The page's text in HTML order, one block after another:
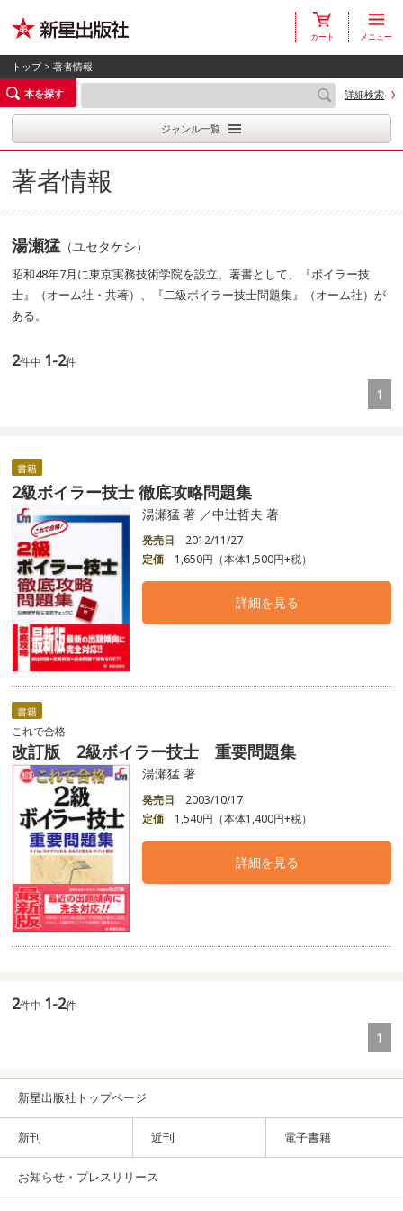
カート メニュー
トップ> 著者情報
本を探す
詳細検索
ジャンル一覧
著者情報
湯瀬猛 （ユセタケシ）
昭和48年7月に東京実務技術学院を設立。著書として、『ボイラー技
士』（オーム社・共著）、『二級ボイラー技士問題集』（オーム社）が
ある。
2件中 1-2件
1
書籍
2級ボイラー技士 徹底攻略問題集
湯瀬猛 著 ／中辻哲夫 著
発売日
2012/11/27
定価
1,650円（本体1,500円+税）
詳細を見る
書籍
これで合格
改訂版 2級ボイラー技士 重要問題集
湯瀬猛 著
発売日
2003/10/17
定価
1,540円（本体1,400円+税）
詳細を見る
2件中 1-2件
1
新星出版社トップページ
新刊 近刊 電子書籍
お知らせ・プレスリリース